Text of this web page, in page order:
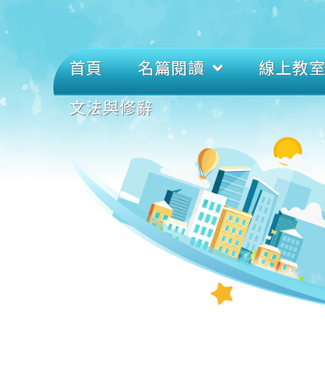
首頁 名篇閱讀 線上教
文法與修辭